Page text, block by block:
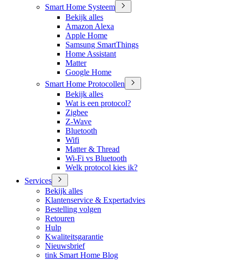
Smart Home Systeem
Bekijk alles
Amazon Alexa
Apple Home
Samsung SmartThings
Home Assistant
Matter
Google Home
Smart Home Protocollen
Bekijk alles
Wat is een protocol?
Zigbee
Z-Wave
Bluetooth
Wifi
Matter & Thread
Wi-Fi vs Bluetooth
Welk protocol kies ik?
Services
Bekijk alles
Klantenservice & Expertadvies
Bestelling volgen
Retouren
Hulp
Kwaliteitsgarantie
Nieuwsbrief
tink Smart Home Blog